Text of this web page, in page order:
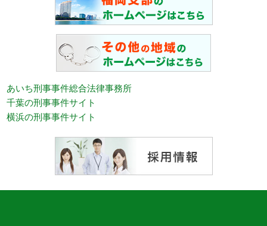
あいち刑事事件総合法律事務所
千葉の刑事事件サイト
横浜の刑事事件サイト